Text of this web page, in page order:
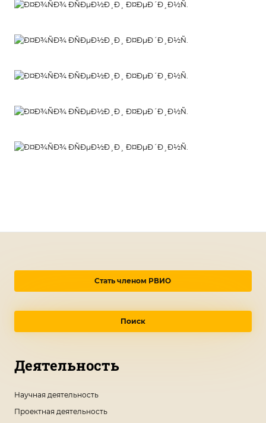
Стать членом РВИО
Поиск
Деятельность
Научная деятельность
Проектная деятельность